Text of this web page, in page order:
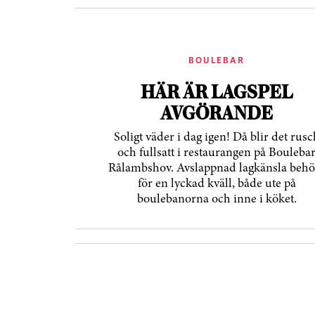
BOULEBAR
HÄR ÄR LAGSPEL
AVGÖRANDE
Soligt väder i dag igen! Då blir det
och fullsatt i restaurangen på Boulebar
Rålambshov. Avslappnad lagkänsla
för en lyckad kväll, både ute på
boulebanorna och inne i köket.